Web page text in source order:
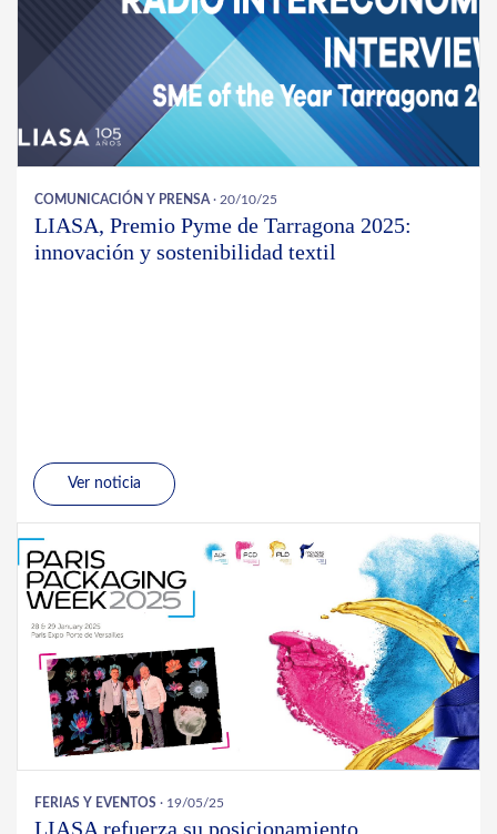
COMUNICACIÓN Y PRENSA · 20/10/25
LIASA, Premio Pyme de Tarragona 2025:
innovación y sostenibilidad textil
Ver noticia
FERIAS Y EVENTOS · 19/05/25
LIASA refuerza su posicionamiento